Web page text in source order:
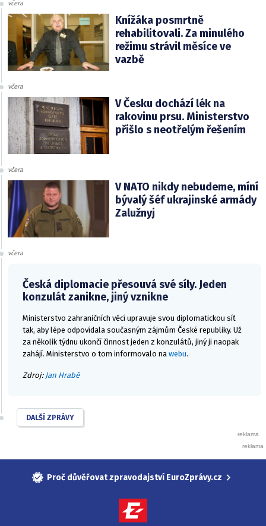
včera
Knížáka posmrtně
rehabilitovali. Za minulého
režimu strávil měsíce ve
vazbě
včera
V Česku dochází lék na
rakovinu prsu. Ministerstvo
přišlo s neotřelým řešením
včera
V NATO nikdy nebudeme, míní
bývalý šéf ukrajinské armády
Zalužnyj
včera
Česká diplomacie přesouvá své síly. Jeden
konzulát zanikne, jiný vznikne
Ministerstvo zahraničních věcí upravuje svou diplomatickou síť
tak, aby lépe odpovídala současným zájmům České republiky. Už
za několik týdnu ukončí činnost jeden z konzulátů, jiný ji naopak
zahájí. Ministerstvo o tom informovalo na webu.
Zdroj: Jan Hrabě
DALŠÍ ZPRÁVY
Proč důvěřovat zpravodajství EuroZprávy.cz